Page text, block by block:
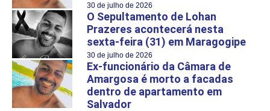
30 de julho de 2026
O Sepultamento de Lohan
Prazeres acontecerá nesta
sexta-feira (31) em Maragogipe
30 de julho de 2026
Ex-funcionário da Câmara de
Amargosa é morto a facadas
dentro de apartamento em
Salvador